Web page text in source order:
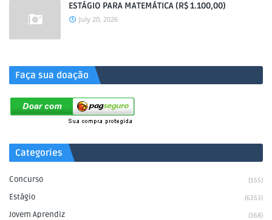
ESTÁGIO PARA MATEMÁTICA (R$ 1.100,00)
July 20, 2026
Faça sua doação
Categories
Concurso (155)
Estágio (6353)
Jovem Aprendiz (368)